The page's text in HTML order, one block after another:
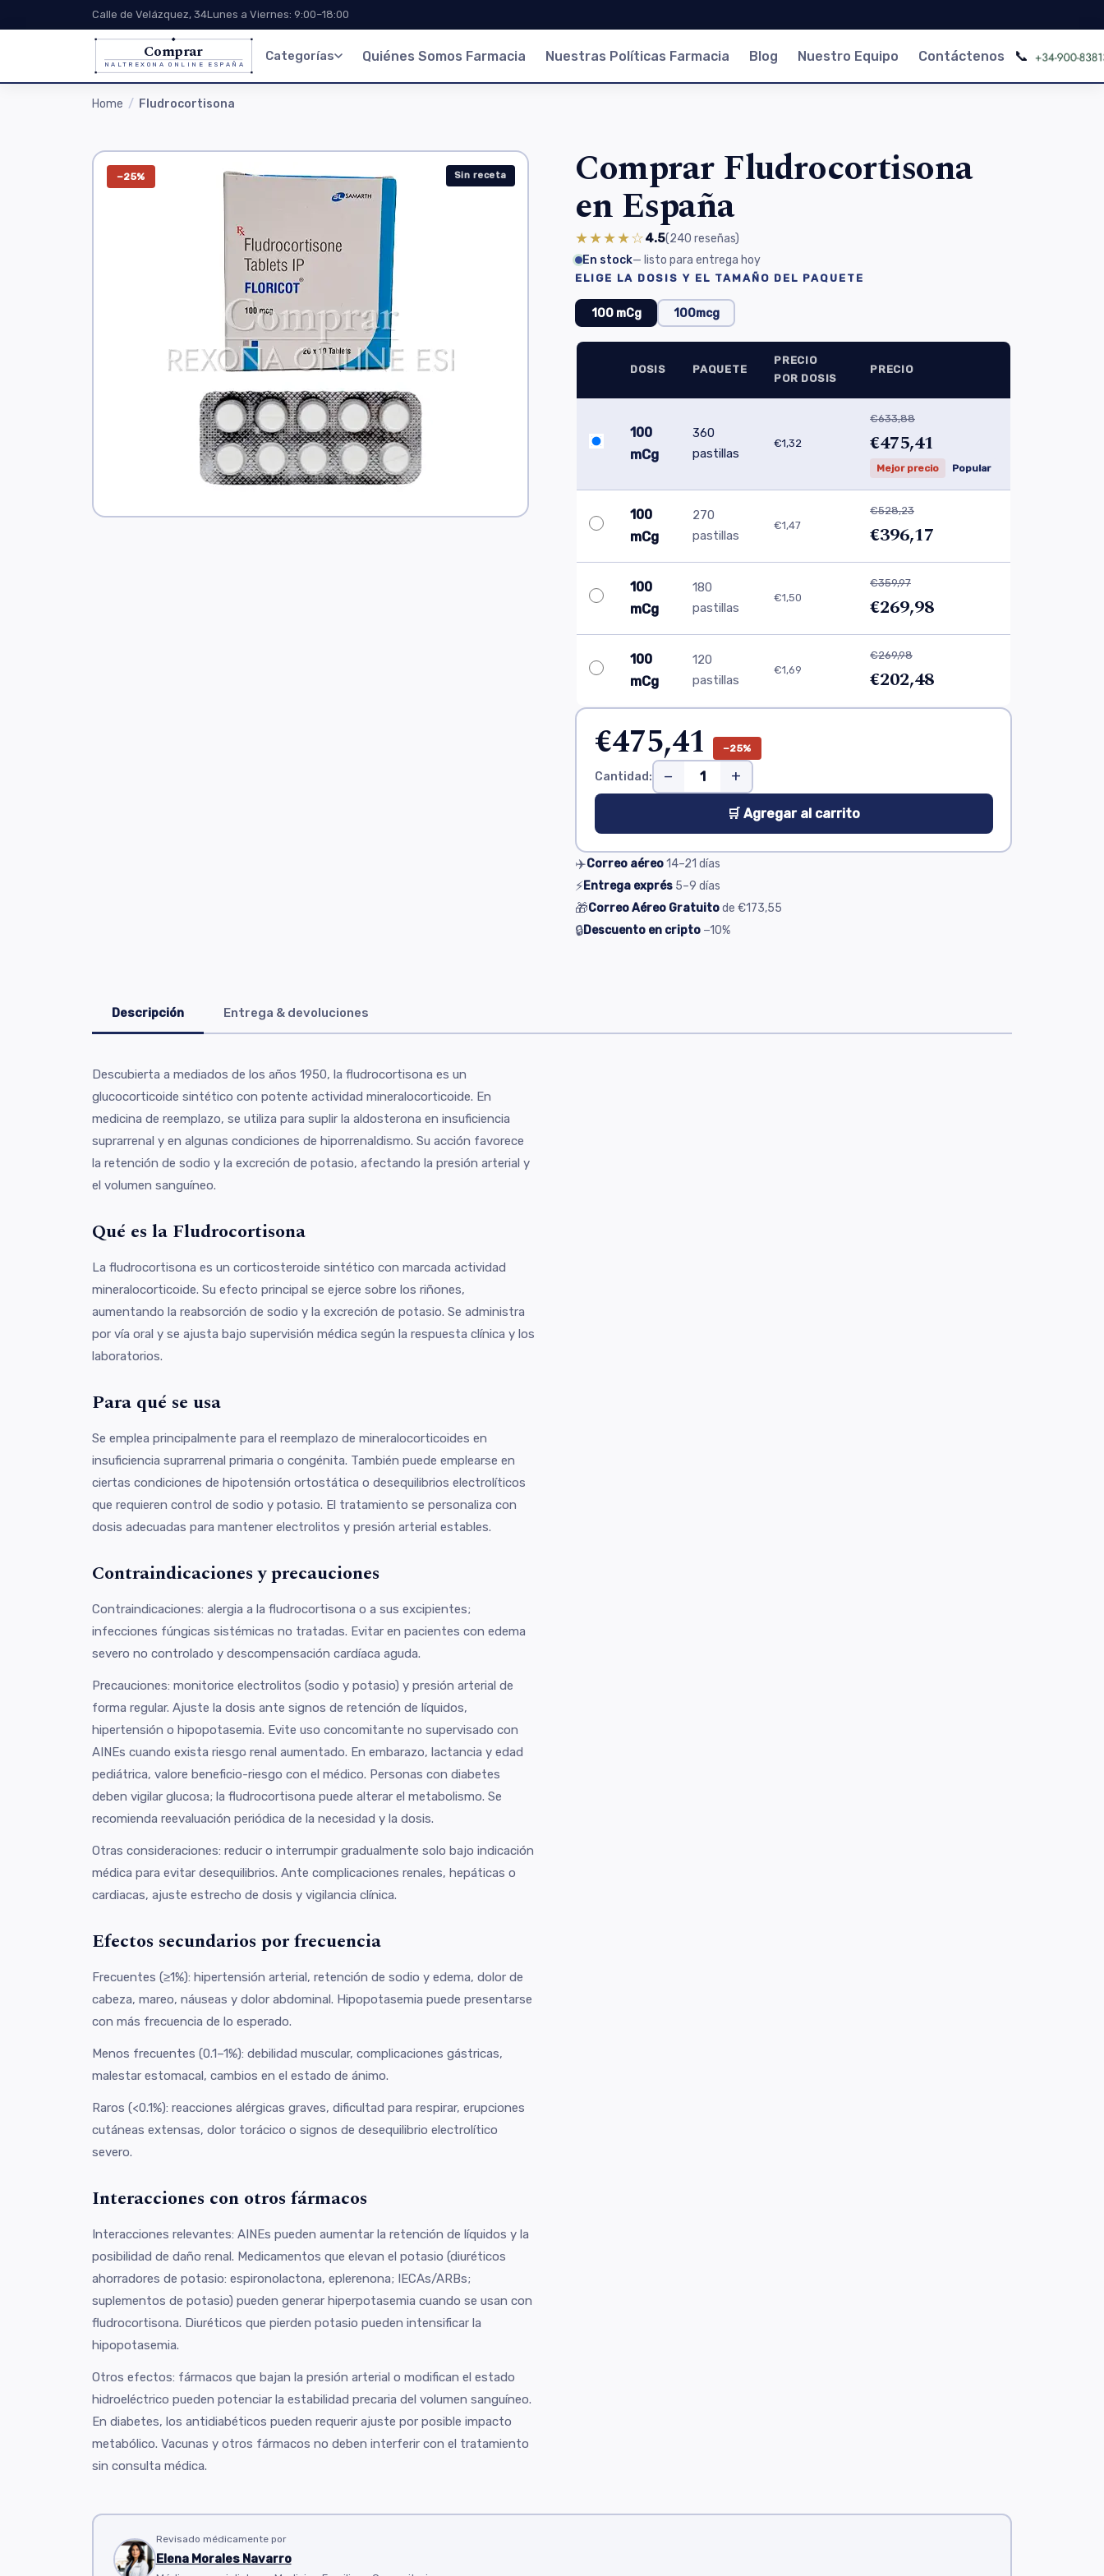
Calle de Velázquez, 34Lunes a Viernes: 9:00–18:00
Comprar
NALTREXONA ONLINE ESPAÑA
Categorías Quiénes Somos Farmacia Nuestras Políticas Farmacia Blog Nuestro Equipo Contáctenos 📞
Home Fludrocortisona
−25% Sin receta Comprar Fludrocortisona
en España
★★★★☆4.5(240 reseñas)
En stock— listo para entrega hoy
ELIGE LA DOSIS Y EL TAMAÑO DEL PAQUETE
100 mCg 100mcg
DOSIS PAQUETE
PRECIO
POR DOSIS
PRECIO
100
mCg
360
pastillas
€1,32
€633,88
€475,41
Mejor precio Popular
100
mCg
270
pastillas
€1,47
€528,23
€396,17
100
mCg
180
pastillas
€1,50
€359,97
€269,98
100
mCg
120
pastillas
€1,69
€269,98
€202,48
€475,41 −25%
Cantidad: − +
🛒 Agregar al carrito
✈️Correo aéreo14–21 días
⚡Entrega exprés 5–9 días
🎁Correo Aéreo Gratuitode €173,55
🔒Descuento en cripto −10%
Descripción Entrega & devoluciones
Descubierta a mediados de los años 1950, la fludrocortisona es un
glucocorticoide sintético con potente actividad mineralocorticoide. En
medicina de reemplazo, se utiliza para suplir la aldosterona en insuficiencia
suprarrenal y en algunas condiciones de hiporrenaldismo. Su acción favorece
la retención de sodio y la excreción de potasio, afectando la presión arterial y
el volumen sanguíneo.
Qué es la Fludrocortisona
La fludrocortisona es un corticosteroide sintético con marcada actividad
mineralocorticoide. Su efecto principal se ejerce sobre los riñones,
aumentando la reabsorción de sodio y la excreción de potasio. Se administra
por vía oral y se ajusta bajo supervisión médica según la respuesta clínica y los
laboratorios.
Para qué se usa
Se emplea principalmente para el reemplazo de mineralocorticoides en
insuficiencia suprarrenal primaria o congénita. También puede emplearse en
ciertas condiciones de hipotensión ortostática o desequilibrios electrolíticos
que requieren control de sodio y potasio. El tratamiento se personaliza con
dosis adecuadas para mantener electrolitos y presión arterial estables.
Contraindicaciones y precauciones
Contraindicaciones: alergia a la fludrocortisona o a sus excipientes;
infecciones fúngicas sistémicas no tratadas. Evitar en pacientes con edema
severo no controlado y descompensación cardíaca aguda.
Precauciones: monitorice electrolitos (sodio y potasio) y presión arterial de
forma regular. Ajuste la dosis ante signos de retención de líquidos,
hipertensión o hipopotasemia. Evite uso concomitante no supervisado con
AINEs cuando exista riesgo renal aumentado. En embarazo, lactancia y edad
pediátrica, valore beneficio-riesgo con el médico. Personas con diabetes
deben vigilar glucosa; la fludrocortisona puede alterar el metabolismo. Se
recomienda reevaluación periódica de la necesidad y la dosis.
Otras consideraciones: reducir o interrumpir gradualmente solo bajo indicación
médica para evitar desequilibrios. Ante complicaciones renales, hepáticas o
cardiacas, ajuste estrecho de dosis y vigilancia clínica.
Efectos secundarios por frecuencia
Frecuentes (≥1%): hipertensión arterial, retención de sodio y edema, dolor de
cabeza, mareo, náuseas y dolor abdominal. Hipopotasemia puede presentarse
con más frecuencia de lo esperado.
Menos frecuentes (0.1–1%): debilidad muscular, complicaciones gástricas,
malestar estomacal, cambios en el estado de ánimo.
Raros (<0.1%): reacciones alérgicas graves, dificultad para respirar, erupciones
cutáneas extensas, dolor torácico o signos de desequilibrio electrolítico
severo.
Interacciones con otros fármacos
Interacciones relevantes: AINEs pueden aumentar la retención de líquidos y la
posibilidad de daño renal. Medicamentos que elevan el potasio (diuréticos
ahorradores de potasio: espironolactona, eplerenona; IECAs/ARBs;
suplementos de potasio) pueden generar hiperpotasemia cuando se usan con
fludrocortisona. Diuréticos que pierden potasio pueden intensificar la
hipopotasemia.
Otros efectos: fármacos que bajan la presión arterial o modifican el estado
hidroeléctrico pueden potenciar la estabilidad precaria del volumen sanguíneo.
En diabetes, los antidiabéticos pueden requerir ajuste por posible impacto
metabólico. Vacunas y otros fármacos no deben interferir con el tratamiento
sin consulta médica.
Revisado médicamente por
Elena Morales Navarro